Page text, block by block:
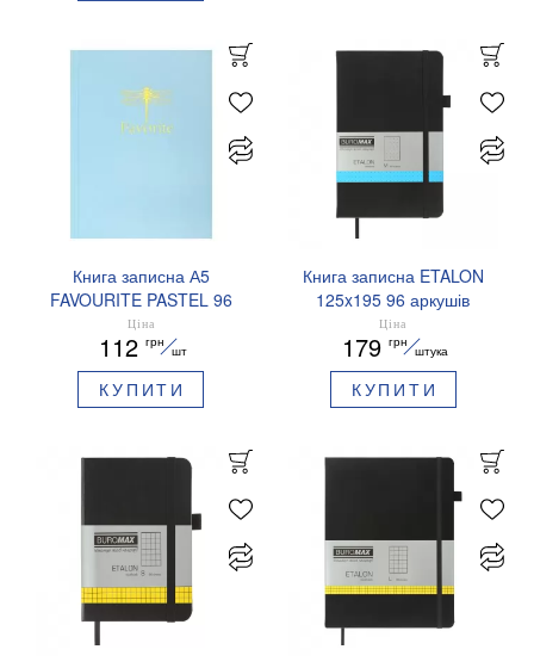
Книга записна А5
FAVOURITE PASTEL 96
аркушів у клітинку
Buromax BM.2410
Ціна
112 грн
шт
КУПИТИ
Книга записна ETALON
125x195 96 аркушів
крапка BUROMAX
BM.291360
Ціна
179 грн
штука
КУПИТИ